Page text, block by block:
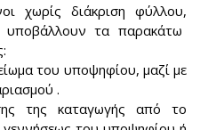
χωρίς διάκριση φύλλου,
τα παρακάτω
του υποψηφίου, μαζί με
.
της καταγωγής από το